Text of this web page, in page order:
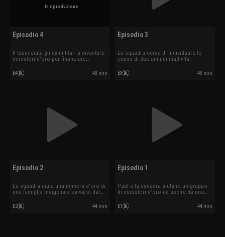
In riproduzione
Episodio 4
Il team aiuta gli ex militari a diventare
cercatori d'oro per finanziare
veterani.
E4 43 min
Episodio 3
La squadra cerca di individuare le
cause di due anni di inattività.
E3 43 min
Episodio 2
La squadra aiuta una miniera d'oro di
una famiglia indigena a salvarsi dal
E2 44 min
Episodio 1
Paul e la squadra aiutano un gruppo
di cercatori d'oro ad uscire da una
E1 44 min